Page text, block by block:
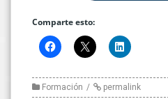
Comparte esto:
Formación permalink